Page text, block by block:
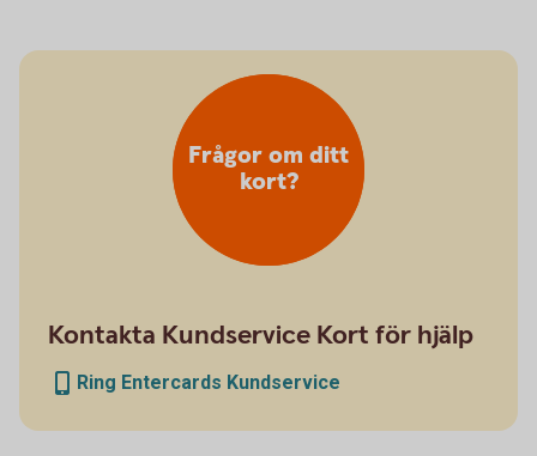
Frågor om ditt
kort?
Kontakta Kundservice Kort för hjälp
Ring Entercards Kundservice